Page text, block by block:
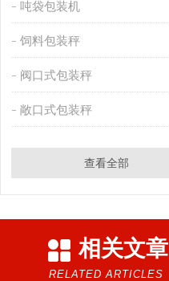
吨袋包装机
饲料包装秤
阀口式包装秤
敞口式包装秤
查看全部
相关文章
RELATED ARTICLES